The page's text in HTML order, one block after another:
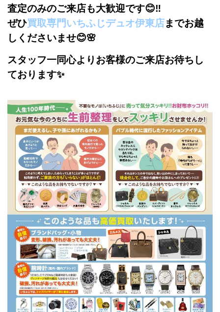
査定のみのご来店も大歓迎です😊‼
ぜひ買取専門いちふじデュオ伊東店までお越
しくださいませ😊🌸
スタッフ一同心よりお客様のご来店お待ちし
ております✨